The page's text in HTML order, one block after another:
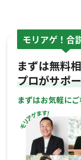
モリアゲ！合
まずは無料
プロがサポ
まずはお気軽にご